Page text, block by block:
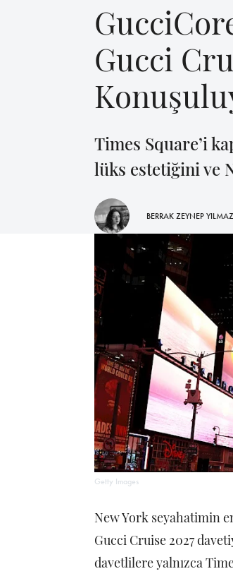
Gucci
Times Square’i
lüks estetiğini ve
BERRAK ZEYNEP YILMAZ
Getty Images
New York seyahatimin
Gucci Cruise 2027
davetlilere yalnızca